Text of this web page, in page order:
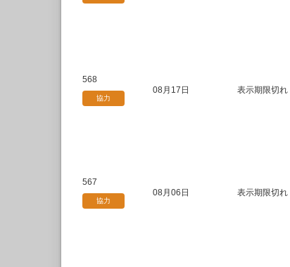
568
協力
08月17日 表示期限切れ
567
協力
08月06日 表示期限切れ